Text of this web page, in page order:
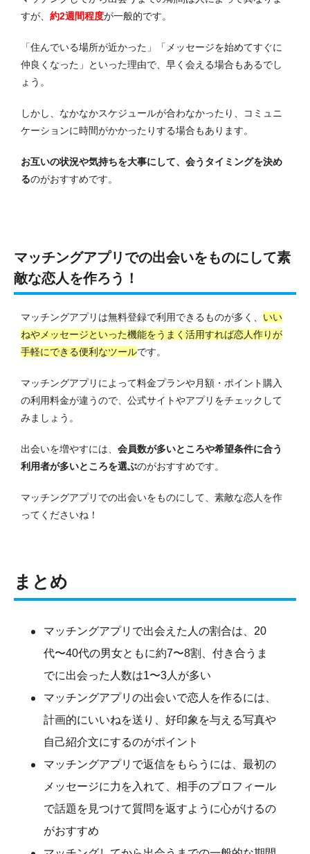
すが、 約2週間程度が一般的です。
「住んでいる場所が近かった」「メッセージを始めてすぐに
仲良くなった」といった理由で、早く会える場合もあるでし
ょう。
しかし、なかなかスケジュールが合わなかったり、コミュニ
ケーションに時間がかかったりする場合もあります。
お互いの状況や気持ちを大事にして、会うタイミングを決め
るのがおすすめです。
マッチングアプリでの出会いをものにして素
敵な恋人を作ろう！
マッチングアプリは無料登録で利用できるものが多く、 いい
ねやメッセージといった機能をうまく活用すれば恋人作りが
手軽にできる便利なツールです。
マッチングアプリによって料金プランや月額・ポイント購入
の利用料金が違うので、公式サイトやアプリをチェックして
みましょう。
出会いを増やすには、 会員数が多いところや希望条件に合う
利用者が多いところを選ぶのがおすすめです。
マッチングアプリでの出会いをものにして、素敵な恋人を作
ってくださいね！
まとめ
マッチングアプリで出会えた人の割合は、20
代〜40代の男女ともに約7〜8割、付き合うま
でに出会った人数は1〜3人が多い
マッチングアプリの出会いで恋人を作るには、
計画的にいいねを送り、好印象を与える写真や
自己紹介文にするのがポイント
マッチングアプリで返信をもらうには、最初の
メッセージに力を入れて、相手のプロフィール
で話題を見つけて質問を返すように心がけるの
がおすすめ